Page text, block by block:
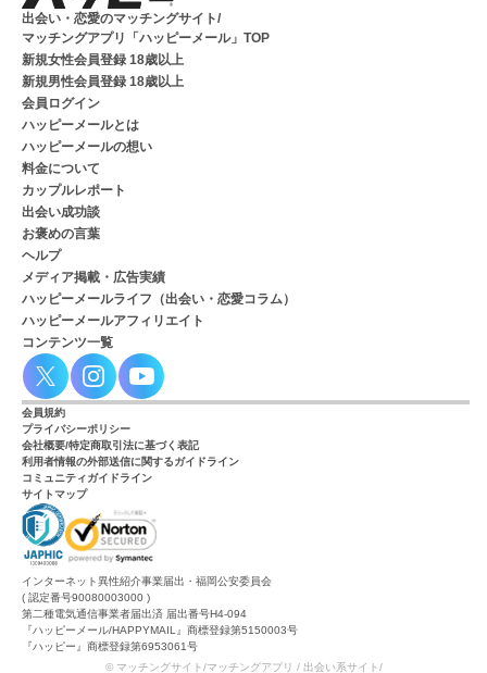
出会い・恋愛のマッチングサイト/
マッチングアプリ「ハッピーメール」TOP
新規女性会員登録 18歳以上
新規男性会員登録 18歳以上
会員ログイン
ハッピーメールとは
ハッピーメールの想い
料金について
カップルレポート
出会い成功談
お褒めの言葉
ヘルプ
メディア掲載・広告実績
ハッピーメールライフ（出会い・恋愛コラム）
ハッピーメールアフィリエイト
コンテンツ一覧
会員規約
プライバシーポリシー
会社概要/特定商取引法に基づく表記
利用者情報の外部送信に関するガイドライン
コミュニティガイドライン
サイトマップ
インターネット異性紹介事業届出・福岡公安委員会
( 認定番号90080003000 )
第二種電気通信事業者届出済 届出番号H4-094
『ハッピーメール/HAPPYMAIL』商標登録第5150003号
『ハッピー』商標登録第6953061号
© マッチングサイト/マッチングアプリ / 出会い系サイト/